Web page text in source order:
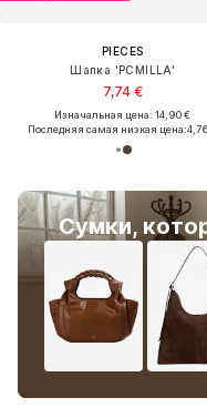
PIECES
Шапка 'PCMILLA'
7,74 €
Изначальная цена: 14,90 €
Последняя самая низкая цена:
Сумки,